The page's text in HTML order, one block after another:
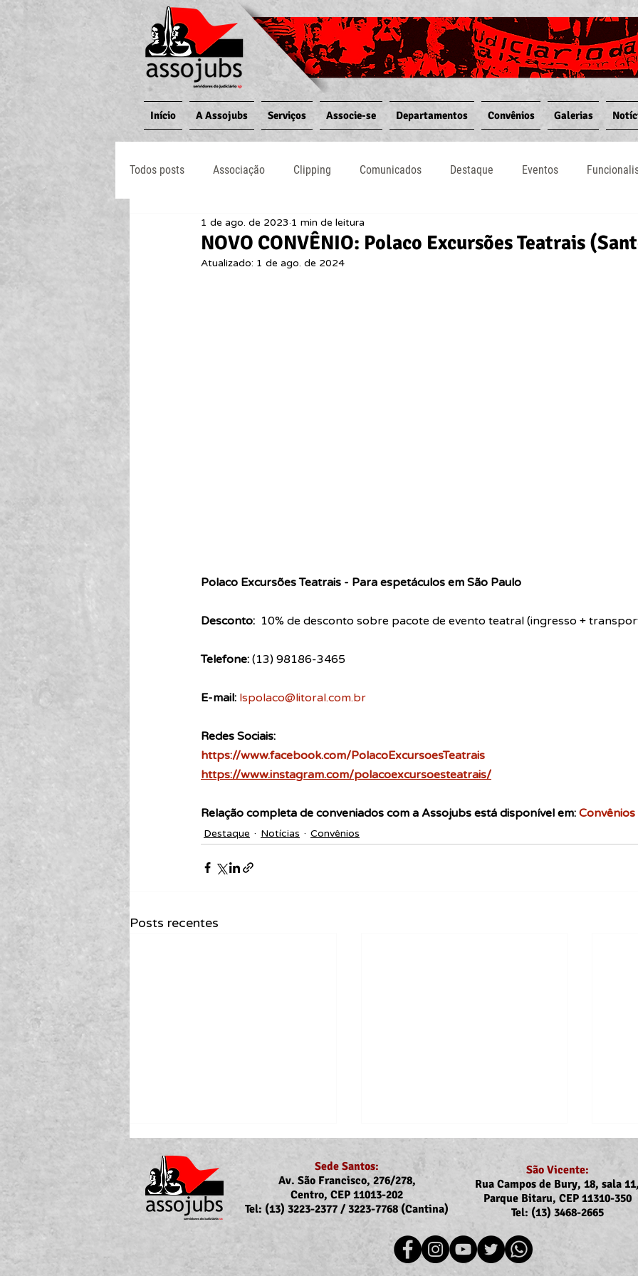
Início A Assojubs Serviços Associe-se Departamentos Convênios Galerias
Todos posts Associação Clipping Comunicados Destaque Eventos
Jornal O Processo Judiciário Notícias
NOVO CONVÊNIO: Polaco Excursões Teatrais
1 de ago. de 2023 1 min de leitura
Atualizado: 1 de ago. de 2024
Polaco Excursões Teatrais - Para espetáculos em São Paulo
Desconto: 10% de desconto sobre pacote de evento teatral (ingresso +
Telefone: (13) 98186-3465
E-mail: lspolaco@litoral.com.br
Redes Sociais:
https://www.facebook.com/PolacoExcursoesTeatrais
https://www.instagram.com/polacoexcursoesteatrais/
Relação completa de conveniados com a Assojubs está disponível em: Convênios
Destaque Notícias Convênios
Posts recentes
Portaria Nº 10.855/2026
Recomposição do auxílio-
Sede Santos:
Av. São Francisco, 276/278,
Centro, CEP 11013-202
Tel: (13) 3223-2377 / 3223-7768 (Cantina)
São Vicente:
Rua Campos de Bury, 18, sala
Parque Bitaru, CEP 11310-350
Tel: (13) 3468-2665